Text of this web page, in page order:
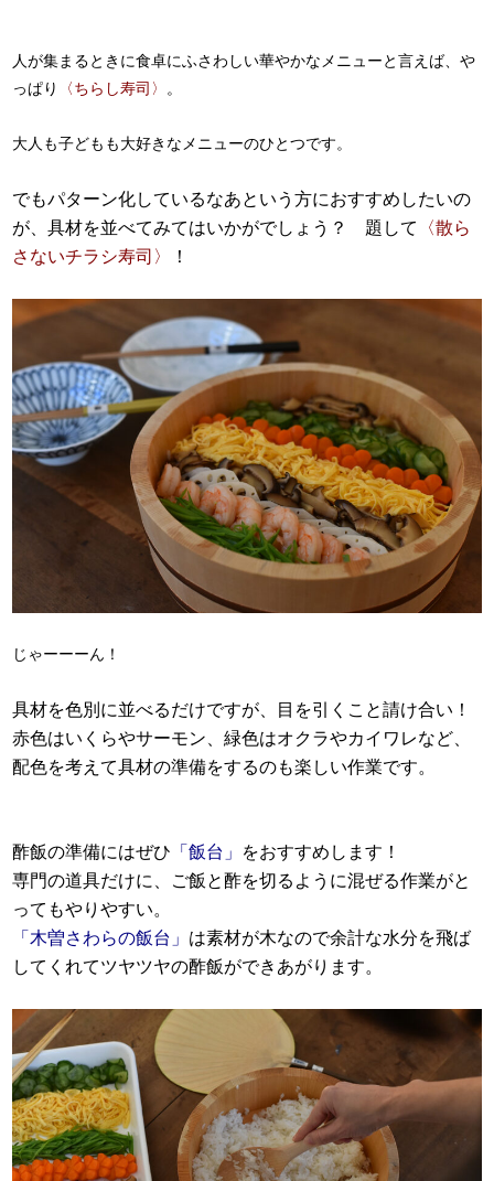
人が集まるときに食卓にふさわしい華やかなメニューと言えば、や
っぱり
〈ちらし寿司〉 。
大人も子どもも大好きなメニューのひとつです。
でもパターン化しているなあという方におすすめしたいの
が、具材を並べてみてはいかがでしょう？ 題して
〈散ら
さないチラシ寿司〉
！
じゃーーーん！
具材を色別に並べるだけですが、目を引くこと請け合い！
赤色はいくらやサーモン、緑色はオクラやカイワレなど、
配色を考えて具材の準備をするのも楽しい作業です。
酢飯の準備にはぜひ 「飯台」
をおすすめします！
専門の道具だけに、ご飯と酢を切るように混ぜる作業がと
ってもやりやすい。
「木曽さわらの飯台」 は素材が木なので余計な水分を飛ば
してくれてツヤツヤの酢飯ができあがります。